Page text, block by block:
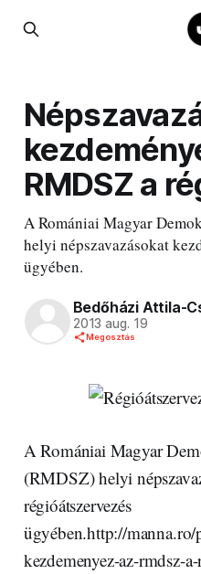
RMDSZ a
A Romániai Magyar
helyi népszavazásokat
ügyében.
Bedőházi Attila-
2013 aug. 19
Megosztás
A Romániai Magyar
(RMDSZ) helyi
régióátszervezés
ügyében.http://manna.ro/
kezdemenyez-az-rmdsz-